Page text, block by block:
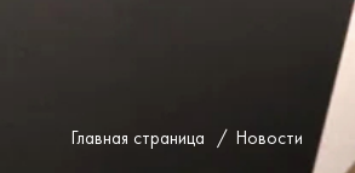
Главная страница / Новости